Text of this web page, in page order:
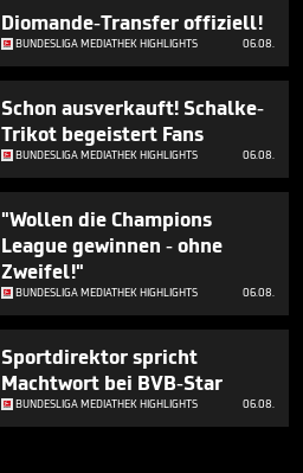
Diomande-Transfer offiziell!
BUNDESLIGA MEDIATHEK HIGHLIGHTS 06.08.
Schon ausverkauft! Schalke-
Trikot begeistert Fans
BUNDESLIGA MEDIATHEK HIGHLIGHTS 06.08.
"Wollen die Champions
League gewinnen - ohne
Zweifel!"
BUNDESLIGA MEDIATHEK HIGHLIGHTS 06.08.
Sportdirektor spricht
Machtwort bei BVB-Star
BUNDESLIGA MEDIATHEK HIGHLIGHTS 06.08.